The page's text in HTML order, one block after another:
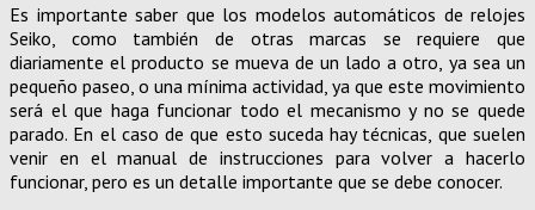
Es importante saber que los modelos automáticos de relojes
Seiko, como también de otras marcas se requiere que
diariamente el producto se mueva de un lado a otro, ya sea un
pequeño paseo, o una mínima actividad, ya que este movimiento
será el que haga funcionar todo el mecanismo y no se quede
parado. En el caso de que esto suceda hay técnicas, que suelen
venir en el manual de instrucciones para volver a hacerlo
funcionar, pero es un detalle importante que se debe conocer.